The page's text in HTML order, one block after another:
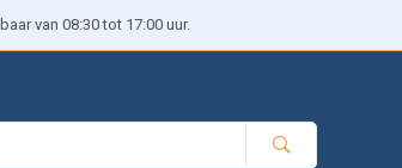
van 08:30 tot 17:00 uur.